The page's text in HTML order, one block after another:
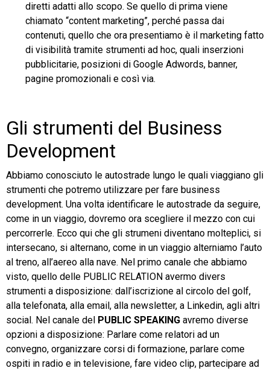
diretti adatti allo scopo. Se quello di prima viene
chiamato “content marketing”, perché passa dai
contenuti, quello che ora presentiamo è il marketing fatto
di visibilità tramite strumenti ad hoc, quali inserzioni
pubblicitarie, posizioni di Google Adwords, banner,
pagine promozionali e così via.
Gli strumenti del Business
Development
Abbiamo conosciuto le autostrade lungo le quali viaggiano gli
strumenti che potremo utilizzare per fare business
development. Una volta identificare le autostrade da seguire,
come in un viaggio, dovremo ora scegliere il mezzo con cui
percorrerle. Ecco qui che gli strumeni diventano molteplici, si
intersecano, si alternano, come in un viaggio alterniamo l’auto
al treno, all’aereo alla nave. Nel primo canale che abbiamo
visto, quello delle PUBLIC RELATION avermo divers
strumenti a disposizione: dall’iscrizione al circolo del golf,
alla telefonata, alla email, alla newsletter, a Linkedin, agli altri
social. Nel canale del PUBLIC SPEAKING avremo diverse
opzioni a disposizione: Parlare come relatori ad un
convegno, organizzare corsi di formazione, parlare come
ospiti in radio e in televisione, fare video clip, partecipare ad